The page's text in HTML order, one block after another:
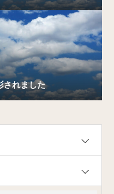
されました